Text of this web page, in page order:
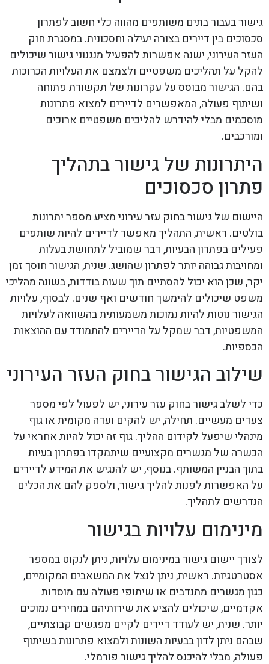
גישור בעבור בתים משותפים מהווה כלי חשוב לפתרון
סכסוכים בין דיירים בצורה יעילה וחסכונית. במסגרת חוק
העזר העירוני, ישנה אפשרות להפעיל מנגנוני גישור שיכולים
להקל על תהליכים משפטיים ולצמצם את העלויות הכרוכות
בהם. הגישור מבוסס על עקרונות של תקשורת פתוחה
ושיתוף פעולה, המאפשרים לדיירים למצוא פתרונות
מוסכמים מבלי להידרש להליכים משפטיים ארוכים
ומורכבים.
היתרונות של גישור בתהליך
פתרון סכסוכים
היישום של גישור בחוק עזר עירוני מציע מספר יתרונות
בולטים. ראשית, התהליך מאפשר לדיירים להיות שותפים
פעילים בפתרון הבעיות, דבר שמוביל לתחושת בעלות
ומחויבות גבוהה יותר לפתרון שהושג. שנית, הגישור חוסך זמן
יקר, שכן הוא יכול להסתיים תוך שעות בודדות, בשונה מהליכי
משפט שיכולים להימשך חודשים ואף שנים. לבסוף, עלויות
הגישור נוטות להיות נמוכות משמעותית בהשוואה לעלויות
המשפטיות, דבר שמקל על הדיירים להתמודד עם ההוצאות
הכספיות.
שילוב הגישור בחוק העזר העירוני
כדי לשלב גישור בחוק עזר עירוני, יש לפעול לפי מספר
צעדים מעשיים. תחילה, יש להקים ועדה מקומית או גוף
מינהלי שיפעל לקידום ההליך. גוף זה יכול להיות אחראי על
הכשרה של מגשרים מקצועיים שיתמקדו בפתרון בעיות
בתוך הבניין המשותף. בנוסף, יש להנגיש את המידע לדיירים
על האפשרות לפנות להליך גישור, ולספק להם את הכלים
הנדרשים לתהליך.
מינימום עלויות בגישור
לצורך יישום גישור במינימום עלויות, ניתן לנקוט במספר
אסטרטגיות. ראשית, ניתן לנצל את המשאבים המקומיים,
כגון מגשרים מתנדבים או שיתופי פעולה עם מוסדות
אקדמיים, שיכולים להציע את שירותיהם במחירים נמוכים
יותר. שנית, יש לעודד דיירים לקיים מפגשים קבוצתיים,
שבהם ניתן לדון בבעיות השונות ולמצוא פתרונות בשיתוף
פעולה, מבלי להיכנס להליך גישור פורמלי.